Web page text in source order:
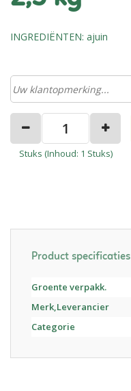
INGREDIËNTEN: ajuin
Stuks (Inhoud: 1 Stuks)
Product specificaties
Groente verpakk.
Merk,Leverancier
Categorie